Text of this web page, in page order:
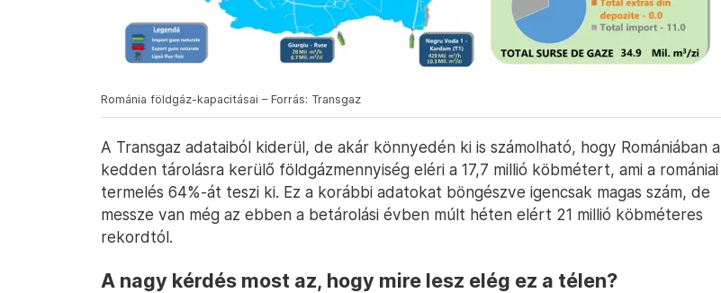
Románia földgáz-kapacitásai – Forrás: Transgaz
A Transgaz adataiból kiderül, de akár könnyedén ki is számolható, hogy Romániában a
kedden tárolásra kerülő földgázmennyiség eléri a 17,7 millió köbmétert, ami a romániai
termelés 64%-át teszi ki. Ez a korábbi adatokat böngészve igencsak magas szám, de
messze van még az ebben a betárolási évben múlt héten elért 21 millió köbméteres
rekordtól.
A nagy kérdés most az, hogy mire lesz elég ez a télen?